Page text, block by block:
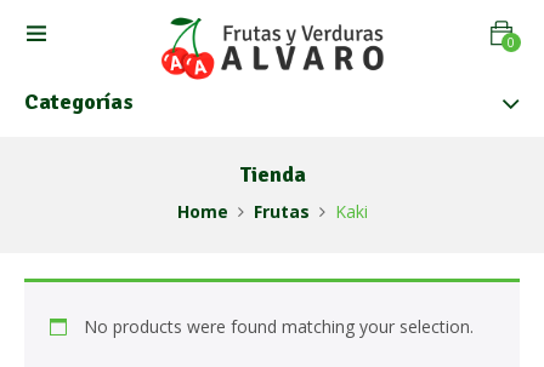
0
Categorías
Tienda
Home Frutas Kaki
No products were found matching your selection.